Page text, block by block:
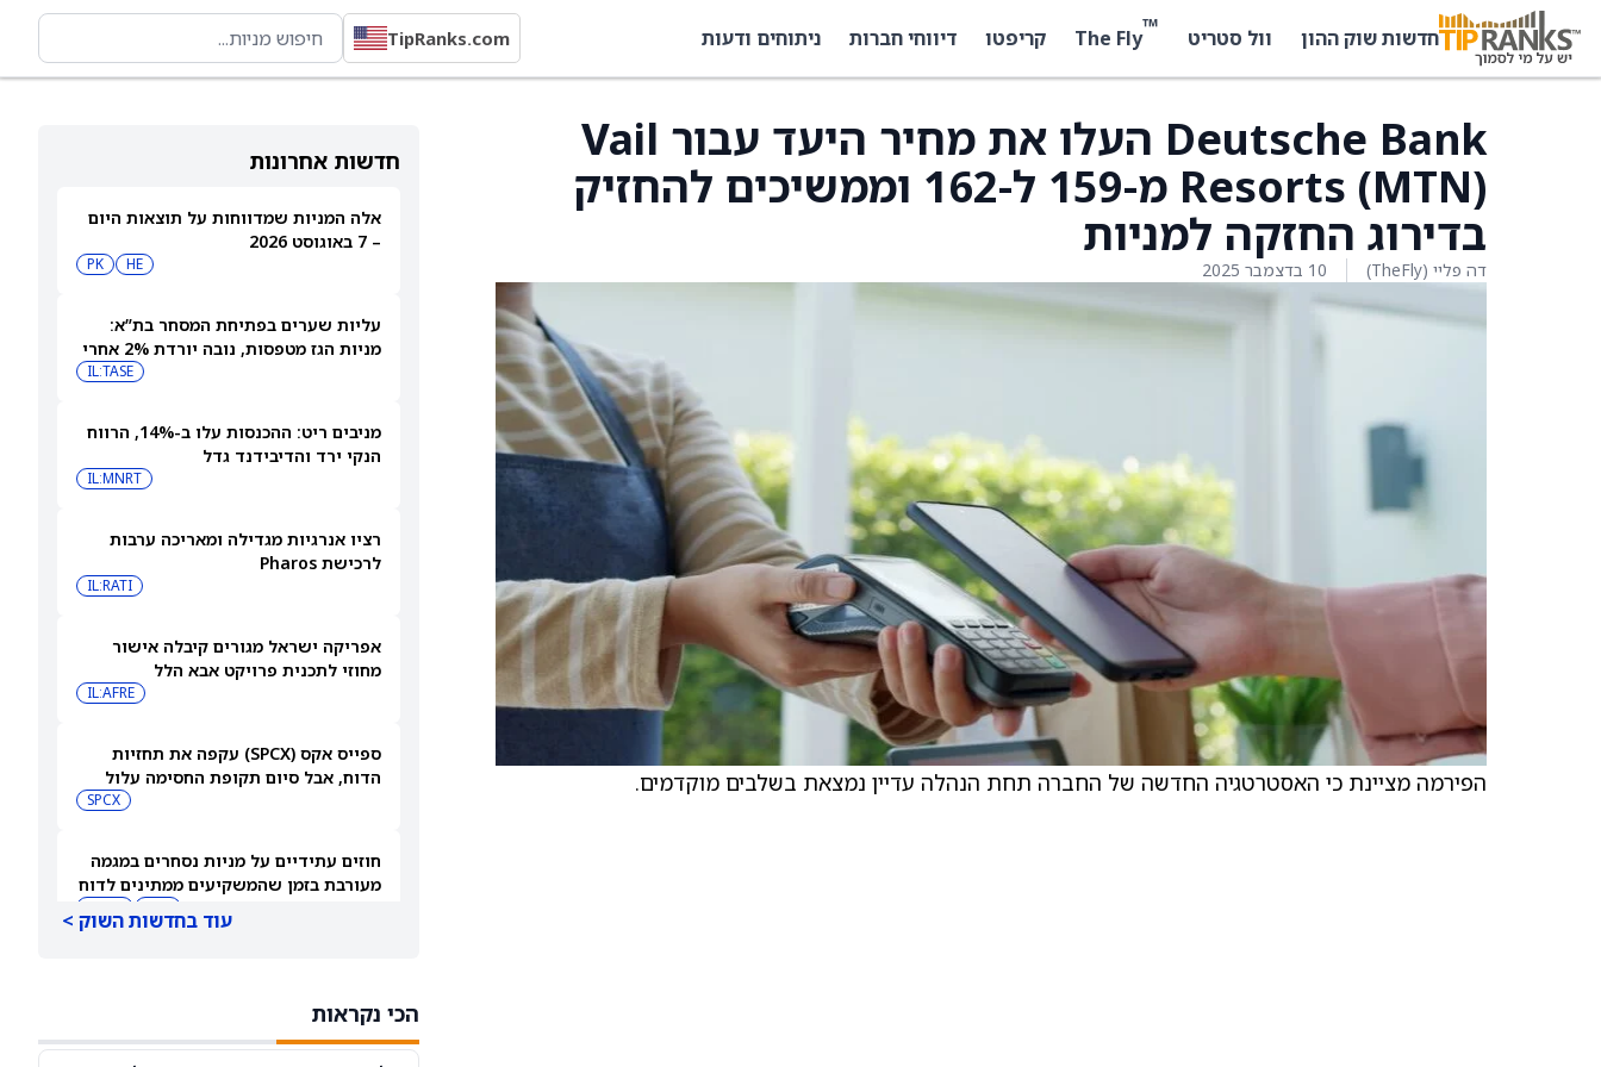
חדשות שוק ההון וול סטריט ™
The Fly קריפטו דיווחי חברות ניתוחים ודעות TipRanks.com
חדשות אחרונות
אלה המניות שמדווחות על תוצאות היום
– 7 באוגוסט 2026
HE
PK
עליות שערים בפתיחת המסחר בת”א:
מניות הגז מטפסות, נובה יורדת 2% אחרי
IL:TASE
מניבים ריט: ההכנסות עלו ב-14%, הרווח
הנקי ירד והדיבידנד גדל
IL:MNRT
רציו אנרגיות מגדילה ומאריכה ערבות
לרכישת Pharos
IL:RATI
אפריקה ישראל מגורים קיבלה אישור
מחוזי לתכנית פרויקט אבא הלל
IL:AFRE
ספייס אקס (SPCX) עקפה את תחזיות
הדוח, אבל סיום תקופת החסימה עלול
SPCX
חוזים עתידיים על מניות נסחרים במגמה
מעורבת בזמן שהמשקיעים ממתינים לדוח
עוד בחדשות השוק >
הכי נקראות
Deutsche Bank העלו את מחיר היעד עבור Vail
Resorts (MTN) מ-159 ל-162 וממשיכים להחזיק
בדירוג החזקה למניות
דה פליי (TheFly) 10 בדצמבר 2025
הפירמה מציינת כי האסטרטגיה החדשה של החברה תחת הנהלה עדיין נמצאת בשלבים מוקדמים.